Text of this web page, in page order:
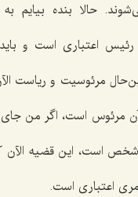
حالا بنده بیایم
اعتباری است و
مرئوسیت و ریاست
آن مرئوس است، اگر من جای
است، این قضیه الآن
اعتباری است.